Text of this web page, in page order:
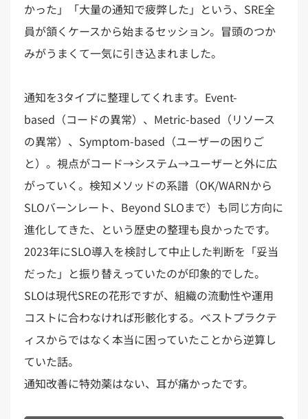
かった」「大量の通知で疲弊した」という、SRE全
員が頷くケースから始まるセッション。冒頭のつか
みがうまくて一気に引き込まれました。
通知を3タイプに整理してくれます。Event-
based（コードの異常）、Metric-based（リソース
の異常）、Symptom-based（ユーザーの困りご
と）。視点がコード→システム→ユーザーと外に広
がっていく。検知メソッドの系譜（OK/WARNから
SLOバーンレート、Beyond SLOまで）も同じ方向に
進化してきた、という歴史の整理も良かったです。
2023年にSLO導入を検討して中止した判断を「妥当
だった」と振り替えっていたのが印象的でした。
SLOは現代SREの花形ですが、組織の流動性や運用
コストに合わなければ形骸化する。ベストプラクテ
ィスからではなく本当に困っていたことから逆算し
ていた話。
通知改善に特効薬はない、耳が痛かったです。